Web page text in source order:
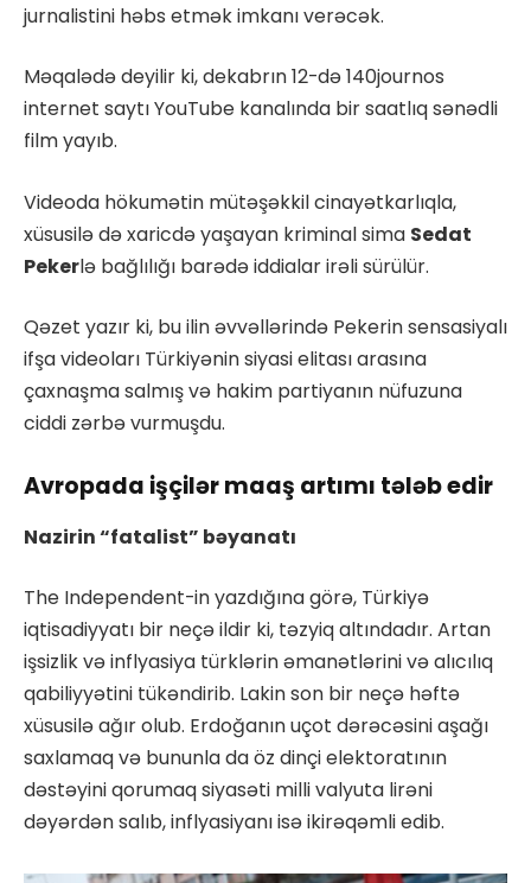
jurnalistini həbs etmək imkanı verəcək.
Məqalədə deyilir ki, dekabrın 12-də 140journos
internet saytı YouTube kanalında bir saatlıq sənədli
film yayıb.
Videoda hökumətin mütəşəkkil cinayətkarlıqla,
xüsusilə də xaricdə yaşayan kriminal sima Sedat
Pekerlə bağlılığı barədə iddialar irəli sürülür.
Qəzet yazır ki, bu ilin əvvəllərində Pekerin sensasiyalı
ifşa videoları Türkiyənin siyasi elitası arasına
çaxnaşma salmış və hakim partiyanın nüfuzuna
ciddi zərbə vurmuşdu.
Avropada işçilər maaş artımı tələb edir
Nazirin “fatalist” bəyanatı
The Independent-in yazdığına görə, Türkiyə
iqtisadiyyatı bir neçə ildir ki, təzyiq altındadır. Artan
işsizlik və inflyasiya türklərin əmanətlərini və alıcılıq
qabiliyyətini tükəndirib. Lakin son bir neçə həftə
xüsusilə ağır olub. Erdoğanın uçot dərəcəsini aşağı
saxlamaq və bununla da öz dinçi elektoratının
dəstəyini qorumaq siyasəti milli valyuta lirəni
dəyərdən salıb, inflyasiyanı isə ikirəqəmli edib.